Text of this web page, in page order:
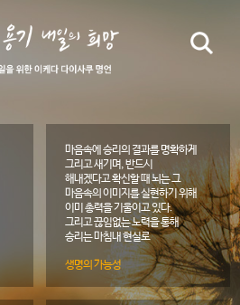
마음속에 승리의 결과를 명확하게
그리고 새기며, 반드시
해내겠다고 확신할 때 뇌는 그
마음속의 이미지를 실현하기 위해
이미 총력을 기울이고 있다.
그리고 끊임없는 노력을 통해
승리는 마침내 현실로
생명의 가능성